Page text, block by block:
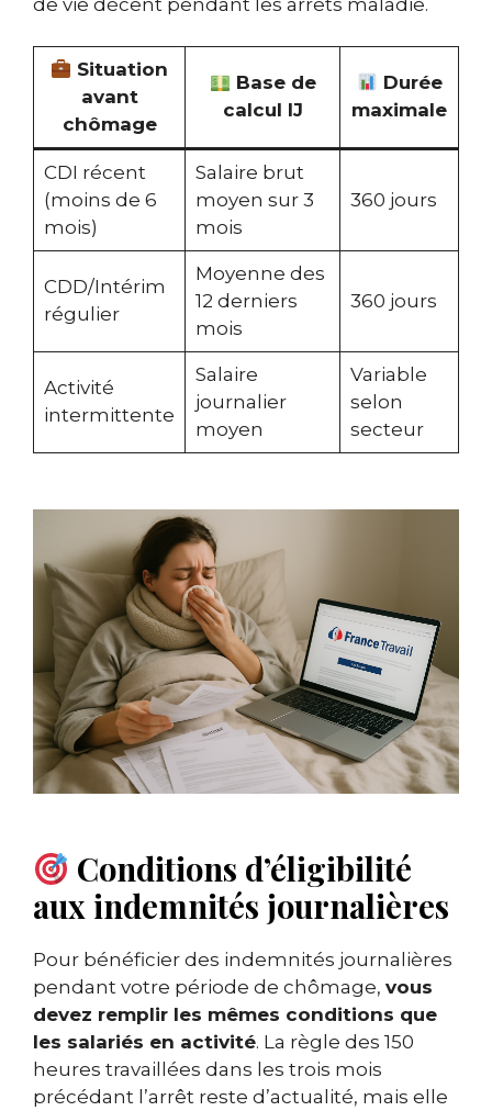
Situation
avant
chômage
Base de
calcul IJ
Durée
maximale
CDI récent
(moins de 6
mois)
Salaire brut
moyen sur 3
mois
360 jours
CDD/Intérim
régulier
Moyenne des
12 derniers
mois
360 jours
Activité
intermittente
Salaire
journalier
moyen
Variable
selon
secteur
Conditions d’éligibilité
aux indemnités journalières
Pour bénéficier des indemnités journalières
pendant votre période de chômage, vous
devez remplir les mêmes conditions que
les salariés en activité. La règle des 150
heures travaillées dans les trois mois
précédant l’arrêt reste d’actualité, mais elle